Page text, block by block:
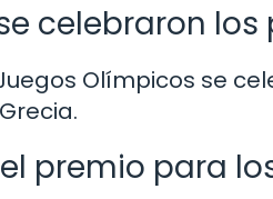
celebraron
Olímpicos se
premio para